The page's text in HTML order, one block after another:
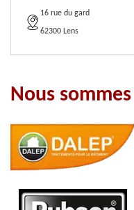
16 rue du gard
62300 Lens
Nous